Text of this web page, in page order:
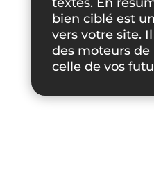
bien ciblé est
vers votre site.
des moteurs
celle de vos